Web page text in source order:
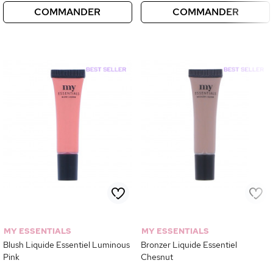
COMMANDER COMMANDER
MY ESSENTIALS
Blush Liquide Essentiel Luminous
Pink
MY ESSENTIALS
Bronzer Liquide Essentiel
Chesnut